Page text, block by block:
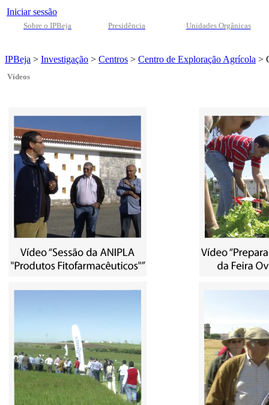
Iniciar sessão
Sobre o IPBeja Presidência Unidades Orgânicas
IPBeja > Investigação > Centros > Centro de Exploração Agrícola >
Vídeos